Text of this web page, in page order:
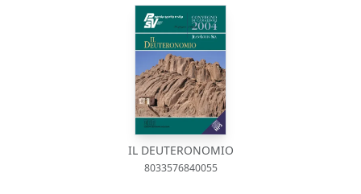
IL DEUTERONOMIO
8033576840055